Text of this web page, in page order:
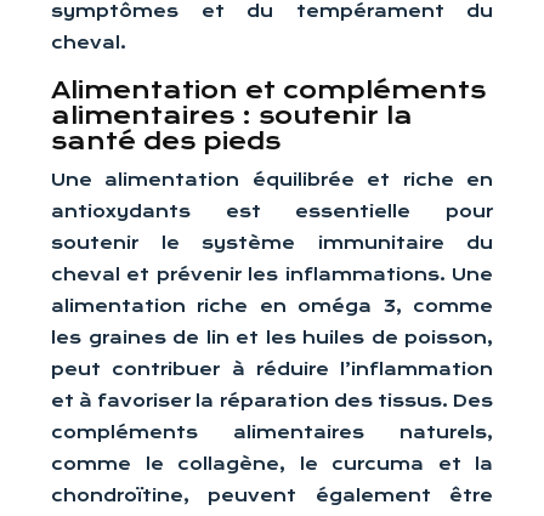
symptômes et du tempérament du
cheval.
Alimentation et compléments
alimentaires : soutenir la
santé des pieds
Une alimentation équilibrée et riche en
antioxydants est essentielle pour
soutenir le système immunitaire du
cheval et prévenir les inflammations. Une
alimentation riche en oméga 3, comme
les graines de lin et les huiles de poisson,
peut contribuer à réduire l’inflammation
et à favoriser la réparation des tissus. Des
compléments alimentaires naturels,
comme le collagène, le curcuma et la
chondroïtine, peuvent également être